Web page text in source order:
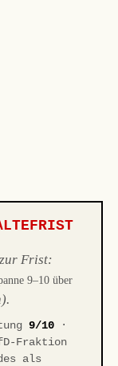
Frist:
9–10 über
9/10 ·
Fraktion
als